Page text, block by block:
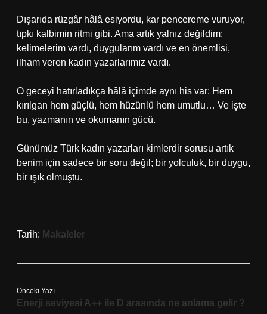
Dışarıda rüzgâr hâlâ esiyordu, kar pencereme vuruyor,
tıpkı kalbimin ritmi gibi. Ama artık yalnız değildim;
kelimelerim vardı, duygularım vardı ve en önemlisi,
ilham veren kadın yazarlarımız vardı.
O geceyi hatırladıkça hâlâ içimde aynı his var: Hem
kırılgan hem güçlü, hem hüzünlü hem umutlu… Ve işte
bu, yazmanın ve okumanın gücü.
Günümüz Türk kadın yazarları kimlerdir sorusu artık
benim için sadece bir soru değil; bir yolculuk, bir duygu,
bir ışık olmuştu.
Tarih: Makaleler
Önceki Yazı
Enerji seviyesi A++ ile D arasında ne anlama gelir ?